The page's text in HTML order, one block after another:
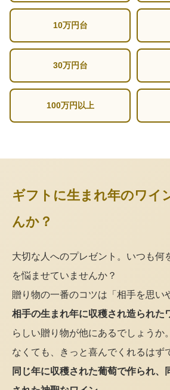
10万円台
30万円台
100万円以上
ギフトに生まれ年のワイ
んか？
大切な人へのプレゼント。いつも何
を悩ませていませんか？
贈り物の一番のコツは「相手を思い
相手の生まれ年に収穫され造られた
らしい贈り物が他にあるでしょうか
なくても、きっと喜んでくれるはず
同じ年に収穫された葡萄で作られ、